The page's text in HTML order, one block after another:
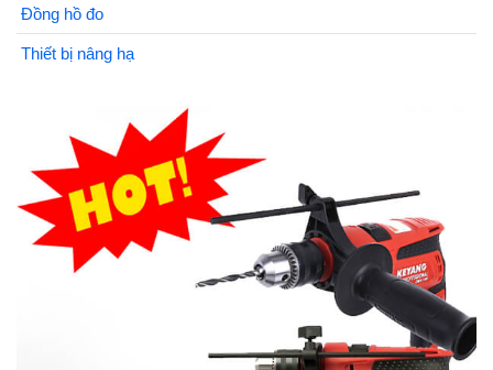
Đồng hồ đo
Thiết bị nâng hạ